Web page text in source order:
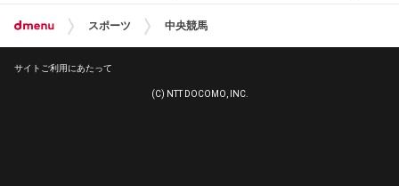
スポーツ 中央競馬
サイトご利用にあたって
(C) NTT DOCOMO, INC.